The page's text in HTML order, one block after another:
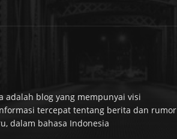
adalah blog yang mempunyai visi
tercepat tentang berita dan rumor
dalam bahasa Indonesia